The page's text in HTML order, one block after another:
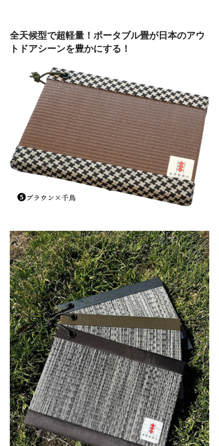
全天候型で超軽量！ポータブル畳が日本のアウ
トドアシーンを豊かにする！